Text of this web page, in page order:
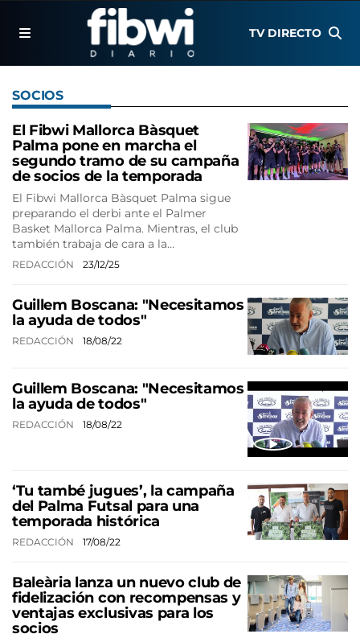
TV DIRECTO
SOCIOS
El Fibwi Mallorca Bàsquet
Palma pone en marcha el
segundo tramo de su campaña
de socios de la temporada
El Fibwi Mallorca Bàsquet Palma sigue
preparando el derbi ante el Palmer
Basket Mallorca Palma. Mientras, el club
también trabaja de cara a la…
REDACCIÓN 23/12/25
Guillem Boscana: "Necesitamos
la ayuda de todos"
REDACCIÓN 18/08/22
Guillem Boscana: "Necesitamos
la ayuda de todos"
REDACCIÓN 18/08/22
‘Tu també jugues’, la campaña
del Palma Futsal para una
temporada histórica
REDACCIÓN 17/08/22
Baleària lanza un nuevo club de
fidelización con recompensas y
ventajas exclusivas para los
socios